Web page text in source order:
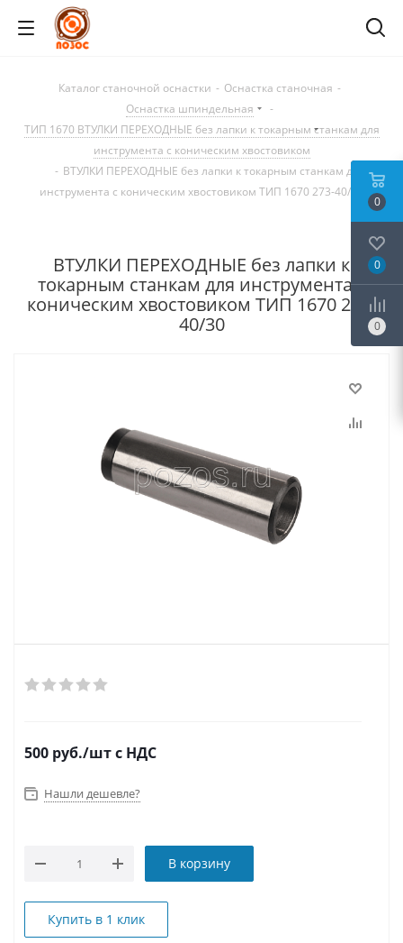
Каталог станочной оснастки - Оснастка станочная -
Оснастка шпиндельная
-
ТИП 1670 ВТУЛКИ ПЕРЕХОДНЫЕ без лапки к токарным станкам для
инструмента с коническим хвостовиком
- ВТУЛКИ ПЕРЕХОДНЫЕ без лапки к токарным станкам для
инструмента с коническим хвостовиком ТИП 1670 273-40/30
ВТУЛКИ ПЕРЕХОДНЫЕ без лапки к
токарным станкам для инструмента с
коническим хвостовиком ТИП 1670 273-
40/30
500 руб./штс НДС
Нашли дешевле?
В корзину
Купить в 1 клик
0
0
0